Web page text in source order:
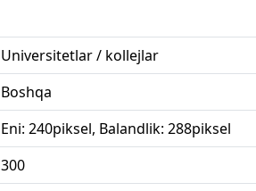
Universitetlar / kollejlar
Boshqa
Eni: 240piksel, Balandlik: 288piksel
300